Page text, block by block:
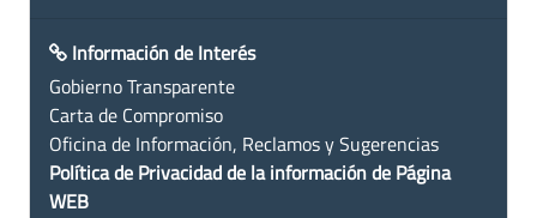
Información de Interés
Gobierno Transparente
Carta de Compromiso
Oficina de Información, Reclamos y Sugerencias
Política de Privacidad de la información de Página
WEB